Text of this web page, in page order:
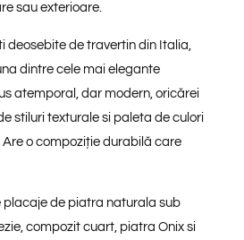
sau exterioare.
de travertin din Italia,
dintre cele mai elegante
atemporal, dar modern, oricărei
stiluri texturale si paleta de culori
o compoziție durabilă care
placaje de piatra naturala sub
compozit cuart, piatra Onix si